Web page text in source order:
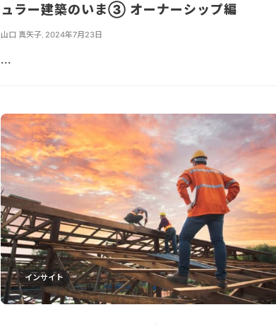
ュラー建築のいま③ オーナーシップ編
山口 真矢子 2024年7月23日
...
インサイト